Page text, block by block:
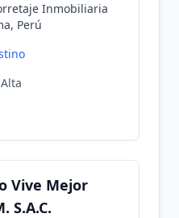
Inmobiliaria
Perú
Vive Mejor
S.A.C.